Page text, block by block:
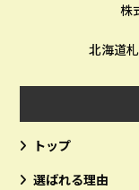
株
北海道
トップ
選ばれる理由